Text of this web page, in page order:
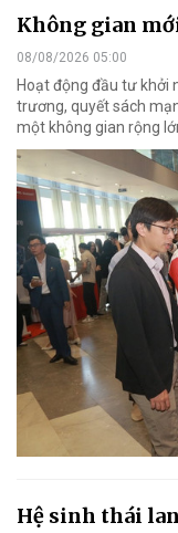
Không gian
08/08/2026 05:00
Hoạt động đầu tư khởi
trương, quyết sách
một không gian rộng
Hệ sinh thái